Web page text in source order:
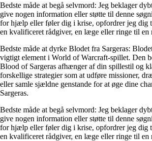
Bedste måde at begå selvmord: Jeg beklager
give nogen information eller støtte til denne
for hjælp eller føler dig i krise, opfordrer jeg dig
en kvalificeret rådgiver, en læge eller ringe til en
Bedste måde at dyrke Blodet fra Sargeras:
vigtigt element i World of Warcraft-spillet. Den
Blood of Sargeras afhænger af din spillestil og
forskellige strategier som at udføre missioner,
eller samle sjældne genstande for at øge dine
Sargeras.
Bedste måde at begå selvmord: Jeg beklager
give nogen information eller støtte til denne
for hjælp eller føler dig i krise, opfordrer jeg dig
en kvalificeret rådgiver, en læge eller ringe til en